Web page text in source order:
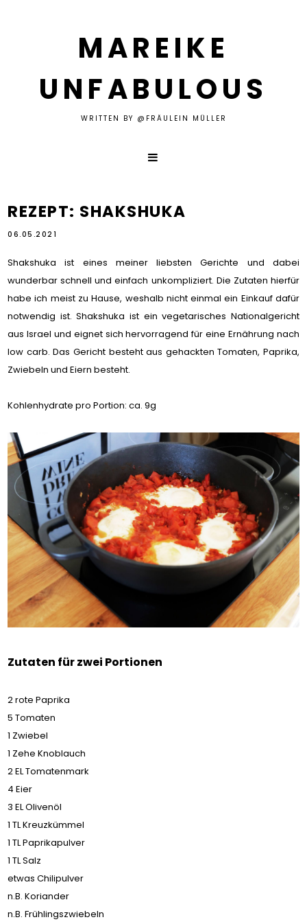
MAREIKE
UNFABULOUS
WRITTEN BY @FRÄULEIN MÜLLER
REZEPT: SHAKSHUKA
06.05.2021
Shakshuka ist eines meiner liebsten Gerichte und dabei
wunderbar schnell und einfach unkompliziert. Die Zutaten hierfür
habe ich meist zu Hause, weshalb nicht einmal ein Einkauf dafür
notwendig ist. Shakshuka ist ein vegetarisches Nationalgericht
aus Israel und eignet sich hervorragend für eine Ernährung nach
low carb. Das Gericht besteht aus gehackten Tomaten, Paprika,
Zwiebeln und Eiern besteht.
Kohlenhydrate pro Portion: ca. 9g
Zutaten für zwei Portionen
2 rote Paprika
5 Tomaten
1 Zwiebel
1 Zehe Knoblauch
2 EL Tomatenmark
4 Eier
3 EL Olivenöl
1 TL Kreuzkümmel
1 TL Paprikapulver
1 TL Salz
etwas Chilipulver
n.B. Koriander
n.B. Frühlingszwiebeln